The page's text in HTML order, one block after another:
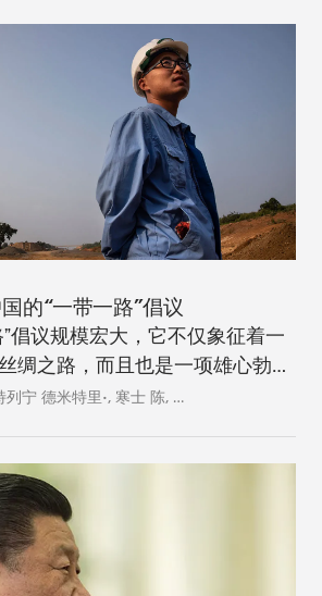
的“一带一路”倡议
倡议规模宏大，它不仅象征着一
绸之路，而且也是一项雄心勃勃
设工程。对此，卡内基四个研究
列宁 德米特里•, 寒士 陈, …